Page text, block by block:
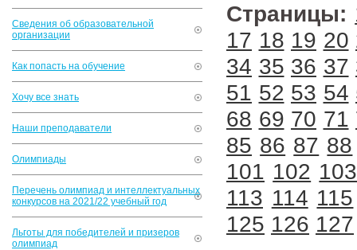
Сведения об образовательной
организации
Как попасть на обучение
Хочу все знать
Наши преподаватели
Олимпиады
Перечень олимпиад и интеллектуальных
конкурсов на 2021/22 учебный год
Льготы для победителей и призеров
олимпиад
Страницы:
17 18 19 20
34 35 36 37
51 52 53 54
68 69 70 71
85 86 87 88
101 102 103
113 114 115
125 126 127